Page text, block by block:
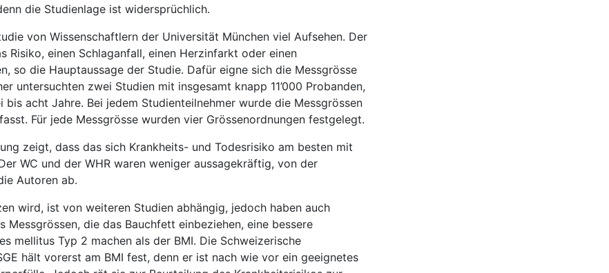
die Studienlage ist widersprüchlich.
von Wissenschaftlern der Universität München viel Aufsehen. Der
Risiko, einen Schlaganfall, einen Herzinfarkt oder einen
so die Hauptaussage der Studie. Dafür eigne sich die Messgrösse
untersuchten zwei Studien mit insgesamt knapp 11’000 Probanden,
acht Jahre. Bei jedem Studienteilnehmer wurde die Messgrössen
Für jede Messgrösse wurden vier Grössenordnungen festgelegt.
zeigt, dass das sich Krankheits- und Todesrisiko am besten mit
WC und der WHR waren weniger aussagekräftig, von der
Autoren ab.
wird, ist von weiteren Studien abhängig, jedoch haben auch
Messgrössen, die das Bauchfett einbeziehen, eine bessere
mellitus Typ 2 machen als der BMI. Die Schweizerische
hält vorerst am BMI fest, denn er ist nach wie vor ein geeignetes